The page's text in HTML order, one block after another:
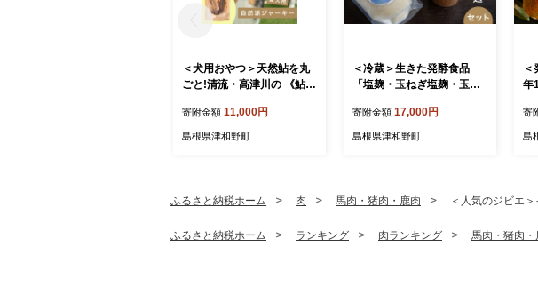
＜犬用おやつ＞天然鮎を丸
ごと!清流・高津川の 《鮎ジ
物不使用)【1762174】
寄附金額 11,000円
島根県津和野町
＜冷蔵＞生きた発酵食品
「塩麹・玉ねぎ塩麹・玉ね
5467】
寄附金額 17,000円
島根県津和野町
＜
年
喫
寄
島
ふるさと納税ホーム 肉 馬肉・猪肉・鹿肉 ＜人気のジビエ＞
ふるさと納税ホーム ランキング 肉ランキング 馬肉・猪肉